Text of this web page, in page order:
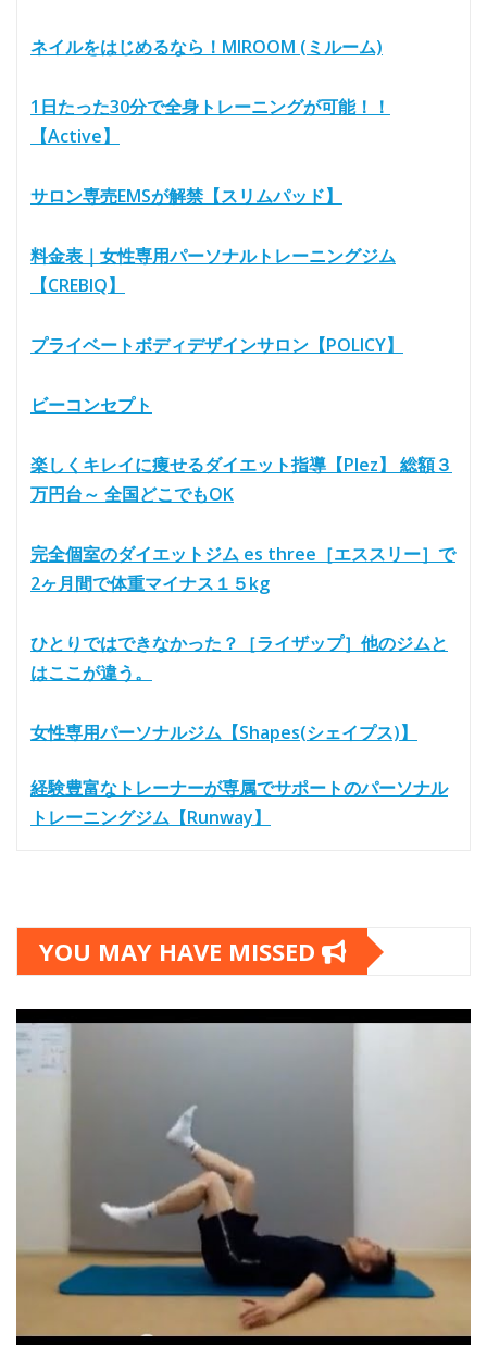
ネイルをはじめるなら！MIROOM (ミルーム)
1日たった30分で全身トレーニングが可能！！
【Active】
サロン専売EMSが解禁【スリムパッド】
料金表｜女性専用パーソナルトレーニングジム
【CREBIQ】
プライベートボディデザインサロン【POLICY】
ビーコンセプト
楽しくキレイに痩せるダイエット指導【Plez】 総額３
万円台～ 全国どこでもOK
完全個室のダイエットジム es three［エススリー］で
2ヶ月間で体重マイナス１５kg
ひとりではできなかった？［ライザップ］他のジムと
はここが違う。
女性専用パーソナルジム【Shapes(シェイプス)】
経験豊富なトレーナーが専属でサポートのパーソナル
トレーニングジム【Runway】
YOU MAY HAVE MISSED